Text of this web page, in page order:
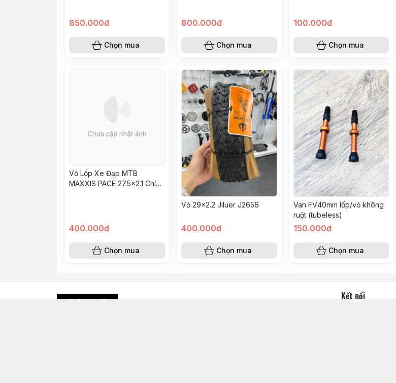
850.000đ
Chọn mua
800.000đ
Chọn mua
100.000đ
Chọn mua
Vỏ Lốp Xe Đạp MTB
MAXXIS PACE 27.5x2.1 Chính
400.000đ
Chọn mua
Vỏ 29x2.2 Jiluer J2656
400.000đ
Chọn mua
Van FV40mm lốp/vỏ không
ruột (tubeless)
150.000đ
Chọn mua
Kết nối